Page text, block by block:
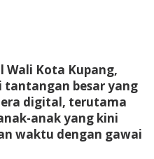
Wali Kota Kupang,
tantangan besar yang
digital, terutama
anak yang kini
waktu dengan gawai